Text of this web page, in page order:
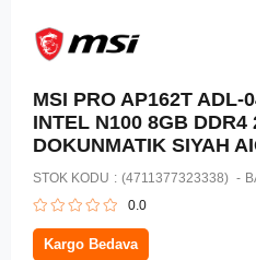
MSI PRO AP162T ADL-
INTEL N100 8GB DDR4
DOKUNMATIK SIYAH
STOK KODU (4711377323338)
0.0
Kargo Bedava